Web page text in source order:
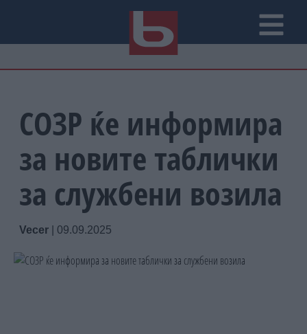
СОЗР ќе информира
за новите таблички
за службени возила
Vecer 09.09.2025